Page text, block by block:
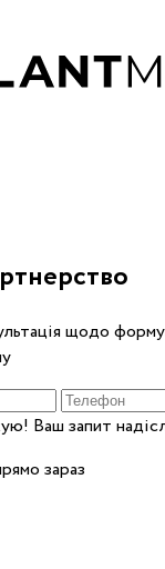
щодо
Ваш запит
зараз